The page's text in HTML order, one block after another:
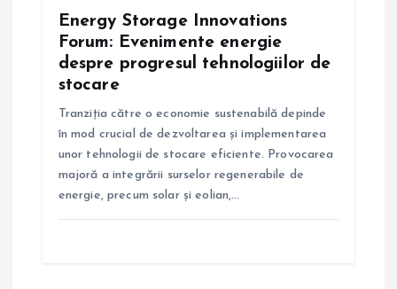
Energy Storage Innovations
Forum: Evenimente energie
despre progresul tehnologiilor de
stocare
Tranziția către o economie sustenabilă depinde
în mod crucial de dezvoltarea și implementarea
unor tehnologii de stocare eficiente. Provocarea
majoră a integrării surselor regenerabile de
energie, precum solar și eolian,…